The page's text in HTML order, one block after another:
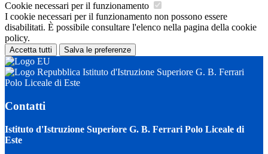
Cookie necessari per il funzionamento
I cookie necessari per il funzionamento non possono essere
disabilitati. È possibile consultare l'elenco nella pagina della cookie
policy.
Accetta tutti Salva le preferenze
Istituto d'Istruzione Superiore G. B. Ferrari
Polo Liceale di Este
Contatti
Istituto d'Istruzione Superiore G. B. Ferrari Polo Liceale di
Este